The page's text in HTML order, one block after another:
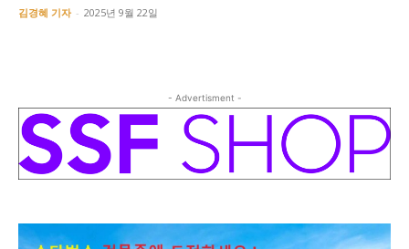
김경혜 기자 - 2025년 9월 22일
- Advertisment -